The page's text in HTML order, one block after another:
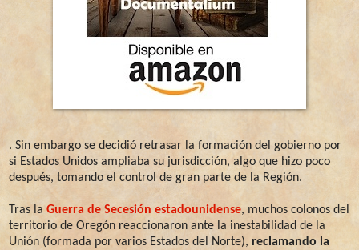
. Sin embargo se decidió retrasar la formación del gobierno por
si Estados Unidos ampliaba su jurisdicción, algo que hizo poco
después, tomando el control de gran parte de la Región.
Tras la Guerra de Secesión estadounidense, muchos colonos del
territorio de Oregón reaccionaron ante la inestabilidad de la
Unión (formada por varios Estados del Norte), reclamando la